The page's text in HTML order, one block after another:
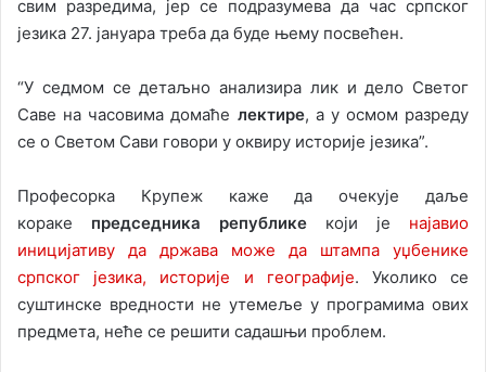
свим разредима, јер се подразумева да час српског
језика 27. јануара треба да буде њему посвећен.
“У седмом се детаљно анализира лик и дело Светог
Саве на часовима домаће лектире, а у осмом разреду
се о Светом Сави говори у оквиру историје језика”.
Професорка Крупеж каже да очекује даље
кораке председника републике који је најавио
иницијативу да држава може да штампа уџбенике
српског језика, историје и географије. Уколико се
суштинске вредности не утемеље у програмима ових
предмета, неће се решити садашњи проблем.